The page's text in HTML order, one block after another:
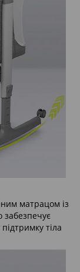
матрацом із
забезпечує
тіла